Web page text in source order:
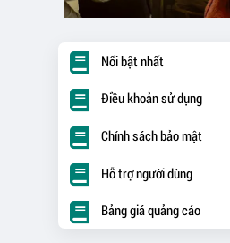
Nổi bật nhất
Điều khoản sử dụng
Chính sách bảo mật
Hỗ trợ người dùng
Bảng giá quảng cáo